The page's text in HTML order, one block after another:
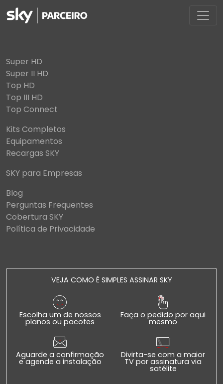
Super HD
Super II HD
Top HD
Top III HD
Top Connect
Kits Completos
Equipamentos
Recargas SKY
SKY para Empresas
Blog
Perguntas Frequentes
Cobertura SKY
Política de Privacidade
VEJA COMO É SIMPLES ASSINAR SKY
Escolha um de nossos
planos ou pacotes
Faça o pedido por aqui
mesmo
Aguarde a confirmação
e agende a instalação
Divirta-se com a maior
TV por assinatura via
satélite